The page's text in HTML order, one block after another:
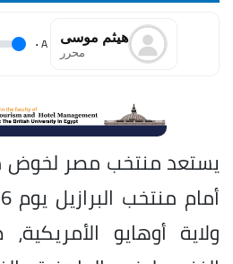
هيثم موسى
محرر A
.
يستعد منتخب مصر لخوض
ولاية أوهايو